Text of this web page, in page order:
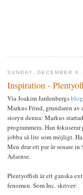
SUNDAY, DECEMBER
Inspiration -
Via Joakim Jardenbergs
Markus Frind, grundaren av
storyn denna: Markus
programmera. Han
jobba så lite som möjligt.
Men drar ett par år senare
Adsense.
Plentyoffish är ett ganska
fenomen. Som Inc. skriver: